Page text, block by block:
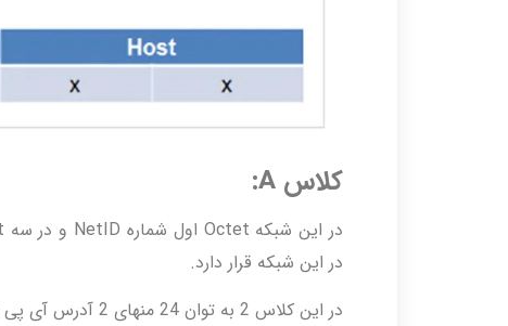
کلاس A:
در این شبکه قرار دارد.
در این کلاس 2 به توان 24 منهای 2 آدرس آی پی می توان برای Host ها در نظر گرفته شود.